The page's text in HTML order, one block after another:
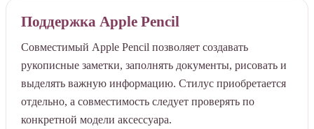
Поддержка Apple Pencil
Совместимый Apple Pencil позволяет создавать
рукописные заметки, заполнять документы, рисовать и
выделять важную информацию. Стилус приобретается
отдельно, а совместимость следует проверять по
конкретной модели аксессуара.